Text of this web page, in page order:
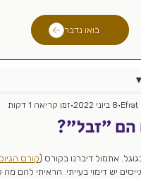
בואו נדבר
הם ״זבל״?
Efrat 8 ביוני 2022 זמן קריאה 1 דקות
אתמול דיברנו בקורס (קורס
יש דימוי בעייתי. הראיתי להם